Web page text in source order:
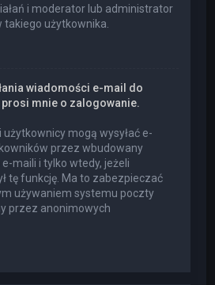
i moderator lub administrator
użytkownika.
wiadomości e-mail do
mnie o zalogowanie.
mogą wysyłać e-
przez wbudowany
maili i tylko wtedy, jeżeli
tę funkcję. Ma to zabezpieczać
używaniem systemu poczty
przez anonimowych